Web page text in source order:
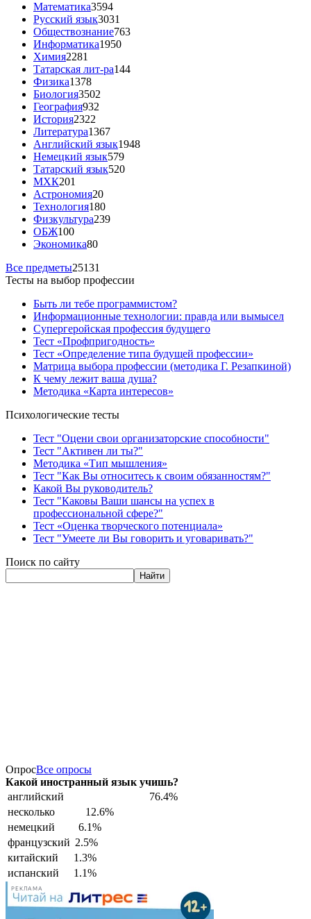
Математика3594
Русский язык3031
Обществознание763
Информатика1950
Химия2281
Татарская лит-ра144
Физика1378
Биология3502
География932
История2322
Литература1367
Английский язык1948
Немецкий язык579
Татарский язык520
МХК201
Астрономия20
Технология180
Физкультура239
ОБЖ100
Экономика80
Все предметы25131
Тесты на выбор профессии
Быть ли тебе программистом?
Информационные технологии: правда или вымысел
Супергеройская профессия будущего
Тест «Профпригодность»
Тест «Определение типа будущей профессии»
Матрица выбора профессии (методика Г. Резапкиной)
К чему лежит ваша душа?
Методика «Карта интересов»
Психологические тесты
Тест "Оцени свои организаторские способности"
Тест "Активен ли ты?"
Методика «Тип мышления»
Тест "Как Вы относитесь к своим обязанностям?"
Какой Вы руководитель?
Тест "Каковы Ваши шансы на успех в
профессиональной сфере?"
Тест «Оценка творческого потенциала»
Тест "Умеете ли Вы говорить и уговаривать?"
Поиск по сайту
Найти
ОпросВсе опросы
Какой иностранный язык учишь?
английский
76.4%
несколько
12.6%
немецкий
6.1%
французский 2.5%
китайский
1.3%
испанский
1.1%
РЕКЛАМА